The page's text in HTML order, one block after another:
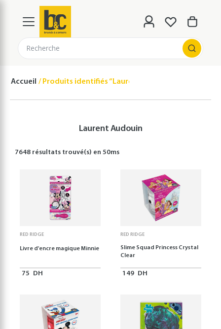
Recherche
Accueil Produits identifiés “Laurent Audouin”
Laurent Audouin
7648 résultats trouvé(s) en50ms
RED RIDGE
Livre d'encre magique Minnie
75 DH
RED RIDGE
Slime Squad Princess Crystal
Clear
149 DH